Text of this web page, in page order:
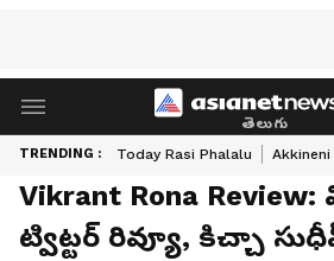
తెలుగు
TRENDING : Today Rasi Phalalu Akkineni
Vikrant Rona
ట్విట్టర్ రివ్యూ, కిచ్చా